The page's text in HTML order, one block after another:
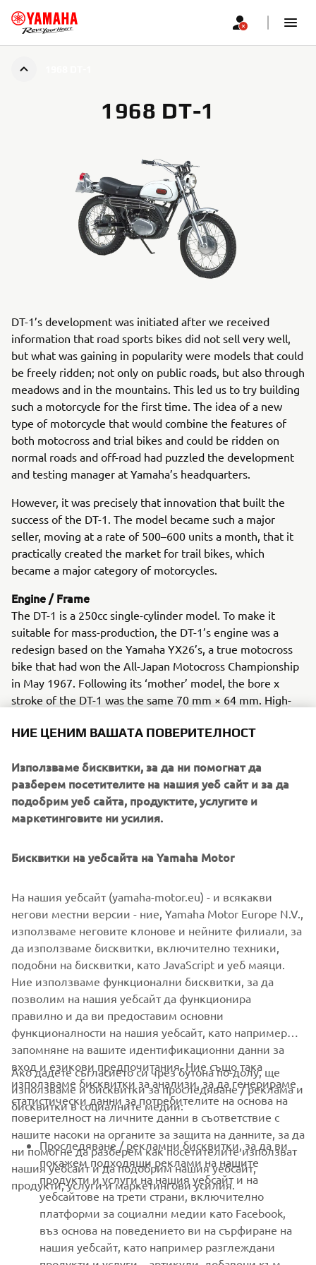
1968 DT-1
DT-1’s development was initiated after we received
information that road sports bikes did not sell very well,
but what was gaining in popularity were models that could
be freely ridden; not only on public roads, but also through
meadows and in the mountains. This led us to try building
such a motorcycle for the first time. The idea of a new
type of motorcycle that would combine the features of
both motocross and trial bikes and could be ridden on
normal roads and off-road had puzzled the development
and testing manager at Yamaha’s headquarters.
However, it was precisely that innovation that built the
success of the DT-1. The model became such a major
seller, moving at a rate of 500–600 units a month, that it
practically created the market for trail bikes, which
became a major category of motorcycles.
Engine / Frame
The DT-1 is a 250cc single-cylinder model. To make it
suitable for mass-production, the DT-1’s engine was a
redesign based on the Yamaha YX26’s, a true motocross
bike that had won the All-Japan Motocross Championship
in May 1967. Following its ‘mother’ model, the bore x
stroke of the DT-1 was the same 70 mm × 64 mm. High-
robust chassis strong enough for a production model.
1970 XS-1
The information and/or imagery on these webpages may
never be used for commercial or non-commercial
purposes without the explicit written consent of Yamaha
Motor Europe N.V. and/or Yamaha Motor Co., Ltd. Always
ride in a safe manner and obey all local road laws.
CORPORATE
FOR BUSINESS
MORE YAMAHA
SUPPORT
НОВИНАРСКИ БЮЛЕТИН
НИЕ ЦЕНИМ ВАШАТА ПОВЕРИТЕЛНОСТ
Използваме бисквитки, за да ни помогнат да
разберем посетителите на нашия уеб сайт и за да
подобрим уеб сайта, продуктите, услугите и
маркетинговите ни усилия.
Бисквитки на уебсайта на Yamaha Motor
На нашия уебсайт (yamaha-motor.eu) - и всякакви
негови местни версии - ние, Yamaha Motor Europe N.V.,
използваме неговите клонове и нейните филиали, за
да използваме бисквитки, включително техники,
подобни на бисквитки, като JavaScript и уеб маяци.
Ние използваме функционални бисквитки, за да
позволим на нашия уебсайт да функционира
правилно и да ви предоставим основни
функционалности на нашия уебсайт, като например
запомняне на вашите идентификационни данни за
вход и езикови предпочитания. Ние също така
използваме бисквитки за анализи, за да генерираме
статистически данни за потребителите на основа на
поверителност на личните данни в съответствие с
нашите насоки на органите за защита на данните, за да
ни помогне да разберем как посетителите използват
нашия уебсайт и да подобрим нашия уебсайт,
продукти, услуги и маркетингови усилия.
Ако дадете съгласието си чрез бутона по-долу, ще
използваме и бисквитки за проследяване / реклама и
бисквитки в социалните медии:
Проследяване / рекламни бисквитки, за да ви
покажем подходящи реклами на нашите
продукти и услуги на нашия уебсайт и на
уебсайтове на трети страни, включително
платформи за социални медии като Facebook,
въз основа на поведението ви на сърфиране на
нашия уебсайт, като например разглеждани